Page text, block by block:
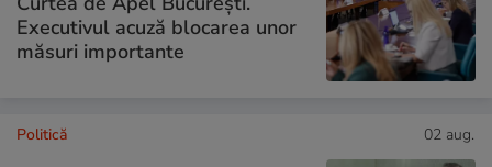
Executivul acuză blocarea unor
măsuri importante
Politică 02 aug.